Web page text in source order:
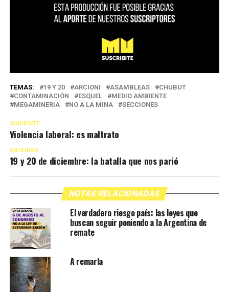
TEMAS: 19 Y 20 ARCIONI ASAMBLEAS
CHUBUT
CONTAMINACIÓN
ESQUEL
MEDIO AMBIENTE
MEGAMINERIA
NO A LA MINA SECCIONES
SIGUIENTE
Violencia laboral: es maltrato
ANTERIOR
19 y 20 de diciembre: la batalla que nos parió
NOTAS RELACIONADAS
El verdadero riesgo país: las leyes que
buscan seguir poniendo a la Argentina de
remate
A remarla